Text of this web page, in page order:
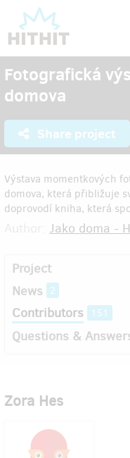
Fotografická
domova
Share project
Výstava momentkových
domova, která přibližuje
doprovodí kniha, která
Jako doma -
Project
News
2
Contributors 151
Questions &
Zora Hes